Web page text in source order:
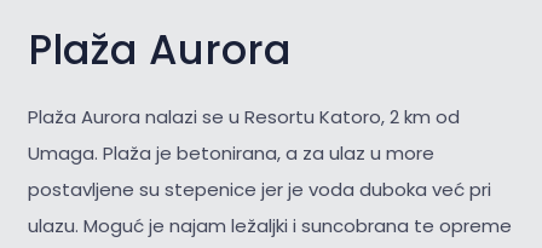
Plaža Aurora
Plaža Aurora nalazi se u Resortu Katoro, 2 km od
Umaga. Plaža je betonirana, a za ulaz u more
postavljene su stepenice jer je voda duboka već pri
ulazu. Moguć je najam ležaljki i suncobrana te opreme